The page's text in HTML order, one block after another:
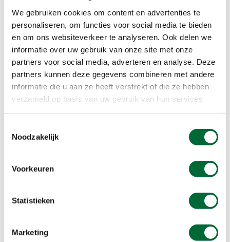
We gebruiken cookies om content en advertenties te
personaliseren, om functies voor social media te bieden
en om ons websiteverkeer te analyseren. Ook delen we
informatie over uw gebruik van onze site met onze
partners voor social media, adverteren en analyse. Deze
partners kunnen deze gegevens combineren met andere
informatie die u aan ze heeft verstrekt of die ze hebben
verzameld op basis van uw gebruik van hun services.
Noodzakelijk
Voorkeuren
Statistieken
Marketing
van de belangrijkste gebeurtenissen uit de
Nederlandse geschiedenis plaats: de moord op
Willem van Oranje in 1584. In Museum Prinsenhof
leer je alles over het leven van Willem van Oranje.
Hij woonde er van 1572 tot aan zijn dood door
Balthasar Gerards in 1584. In Museum Prinsenhof
kom je ook langs de hal, waar de befaamde
kogelgaten in de muur zitten.
belangrijke Delftenaren voor de Nederlandse
geschiedenis zoals Johannes Vermeer, Michiel van
Mierevelt, Antoni van Leeuwenhoek en Hugo de
Groot.